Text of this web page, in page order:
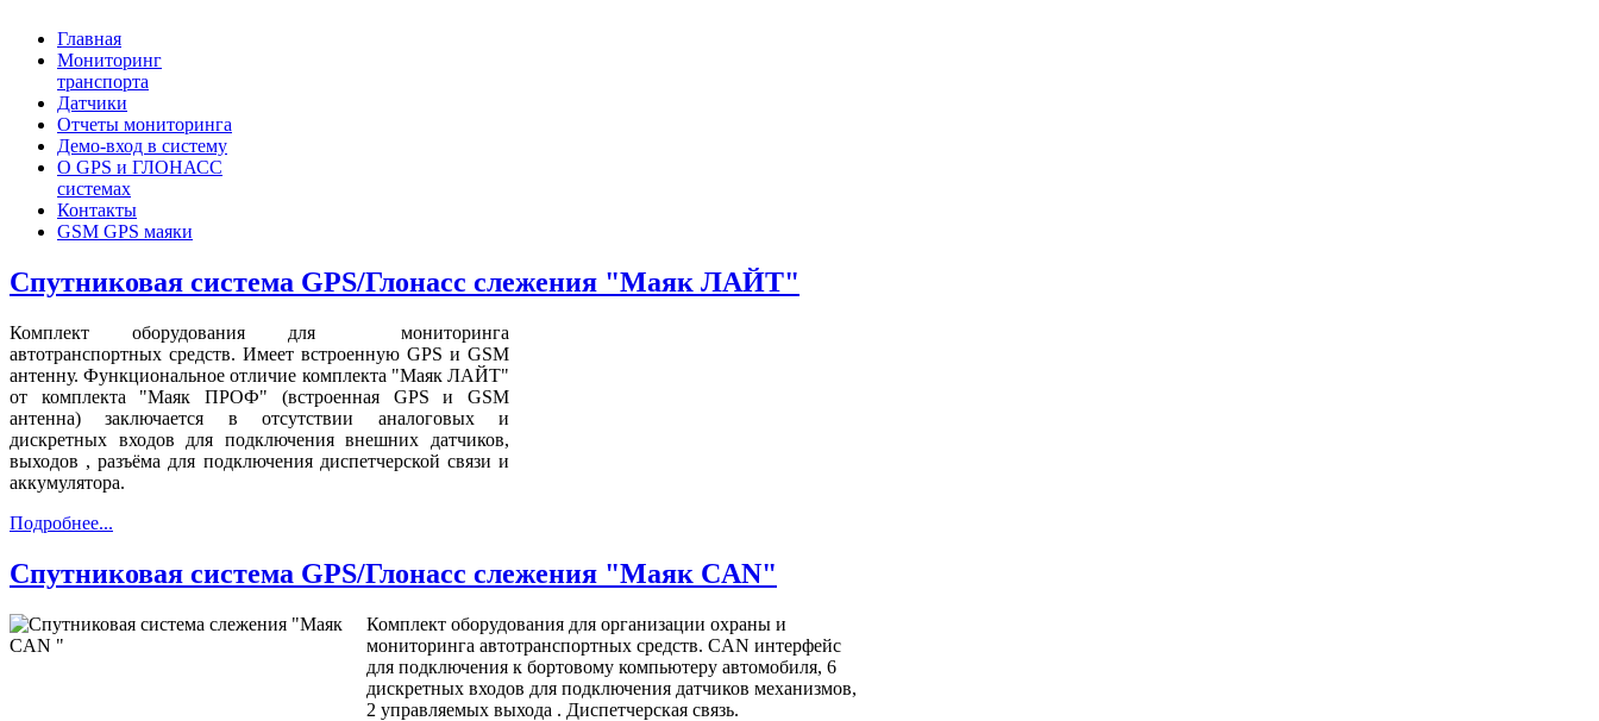
Главная
Мониторинг
транспорта
Датчики
Отчеты мониторинга
Демо-вход в систему
О GPS и ГЛОНАСС
системах
Контакты
GSM GPS маяки
Спутниковая система GPS/Глонасс слежения "Маяк ЛАЙТ"
Комплект оборудования для мониторинга
автотранспортных средств. Имеет встроенную GPS и GSM
антенну. Функциональное отличие комплекта "Маяк ЛАЙТ"
от комплекта "Маяк ПРОФ" (встроенная GPS и GSM
антенна) заключается в отсутствии аналоговых и
дискретных входов для подключения внешних датчиков,
выходов , разъёма для подключения диспетчерской связи и
аккумулятора.
Подробнее...
Спутниковая система GPS/Глонасс слежения "Маяк CAN"
Комплект оборудования для организации охраны и
мониторинга автотранспортных средств. CAN интерфейс
для подключения к бортовому компьютеру автомобиля, 6
дискретных входов для подключения датчиков механизмов,
2 управляемых выхода . Диспетчерская связь.